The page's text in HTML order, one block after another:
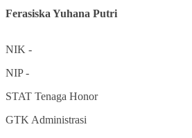
Ferasiska Yuhana Putri
NIK -
NIP-
STAT Tenaga Honor
GTK Administrasi